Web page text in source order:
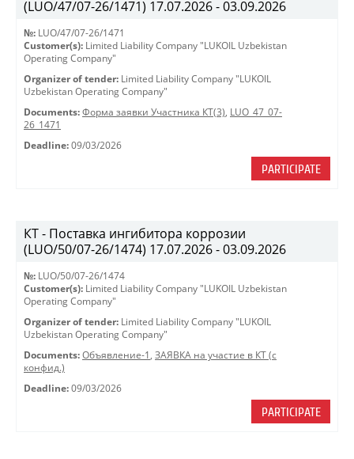
(LUO/47/07-26/1471) 17.07.2026 - 03.09.2026
№: LUO/47/07-26/1471
Customer(s): Limited Liability Company "LUKOIL Uzbekistan
Operating Company"
Organizer of tender: Limited Liability Company "LUKOIL
Uzbekistan Operating Company"
Documents: Форма заявки Участника КТ(3), LUO_47_07-
26_1471
Deadline: 09/03/2026
PARTICIPATE
КТ - Поставка ингибитора коррозии
(LUO/50/07-26/1474) 17.07.2026 - 03.09.2026
№: LUO/50/07-26/1474
Customer(s): Limited Liability Company "LUKOIL Uzbekistan
Operating Company"
Organizer of tender: Limited Liability Company "LUKOIL
Uzbekistan Operating Company"
Documents: Объявление-1 , ЗАЯВКА на участие в КТ (с
конфид.)
Deadline: 09/03/2026
PARTICIPATE